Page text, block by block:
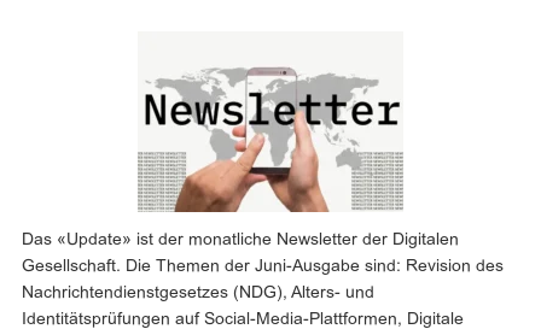
Das «Update» ist der monatliche Newsletter der Digitalen
Gesellschaft. Die Themen der Juni-Ausgabe sind: Revision des
Nachrichtendienstgesetzes (NDG), Alters- und
Identitätsprüfungen auf Social-Media-Plattformen, Digitale